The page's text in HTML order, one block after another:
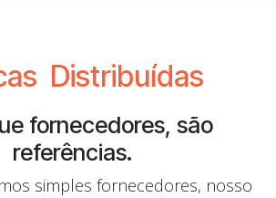
Distribuídas
fornecedores, são
referências.
simples fornecedores, nosso